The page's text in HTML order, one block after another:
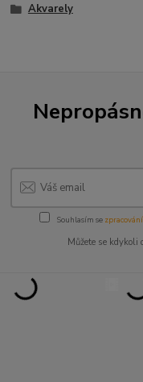
Akvarely
Souhlasím se
Můžete se